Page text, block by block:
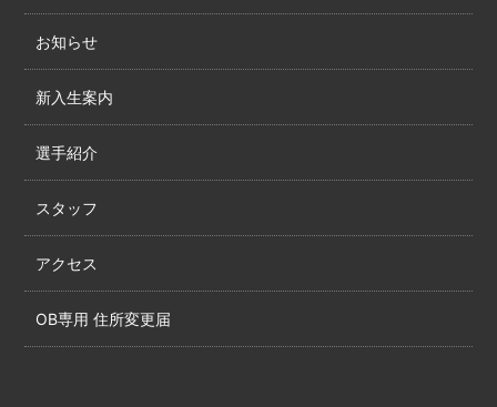
お知らせ
新入生案内
選手紹介
スタッフ
アクセス
OB専用 住所変更届